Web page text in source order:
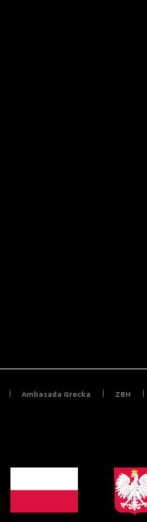
Ambasada Grecka ZBH